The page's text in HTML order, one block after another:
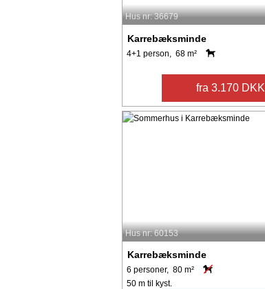
Hus nr: 36679
Karrebæksminde
4+1 person, 68 m²
fra 3.170 DKK
Hus nr: 60153
Karrebæksminde
6 personer, 80 m²
50 m til kyst.